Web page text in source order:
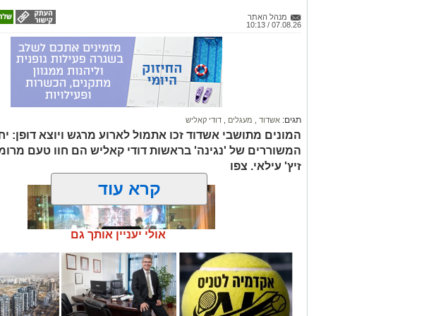
מנהל האתר
07.08.26 / 10:13
תגים: אשדוד מעגלים דודי קאליש
המונים מתושבי אשדוד זכו אתמול לארוע מרגש ויוצא דופן:
המשוררים של 'נגינה' בראשות דודי קאליש הם חוו טעם
זיץ' עילאי. צפו
זה היה ארוע יוצא דופן. בלי מילים.
קרא עוד
אולי יעניין אותך גם